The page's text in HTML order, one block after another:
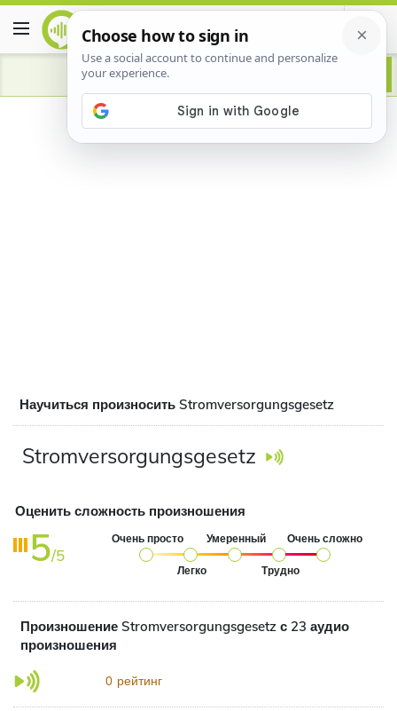
Advertisement
Научиться произносить Stromversorgungsgesetz
Stromversorgungsgesetz
Оценить сложность произношения
5/5
Очень просто
Легко
Умеренный
Трудно
Очень сложно
Произношение Stromversorgungsgesetz с 23 аудио
произношения
0 рейтинг